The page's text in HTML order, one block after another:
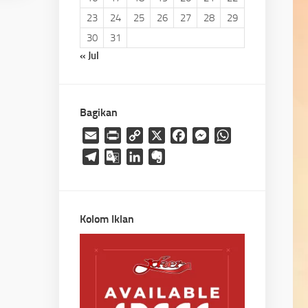
23
24 25 26 27 28
29
30
31
« Jul
Bagikan
Email
Print
Copy
Link
FacebookMessenger
TelegramGoogleLinkedIn
Kolom Iklan